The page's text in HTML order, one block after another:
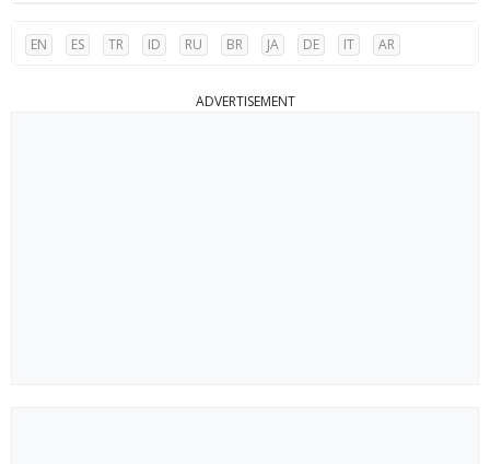
EN ES TR ID RU BR JA DE IT AR
ADVERTISEMENT